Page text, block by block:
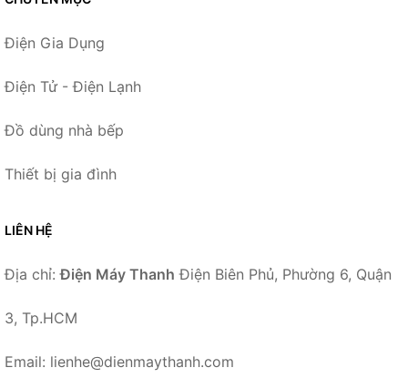
Điện Gia Dụng
Điện Tử - Điện Lạnh
Đồ dùng nhà bếp
Thiết bị gia đình
LIÊN HỆ
Địa chỉ:Điện Máy Thanh Điện Biên Phủ, Phường 6, Quận
3, Tp.HCM
Email: lienhe@dienmaythanh.com